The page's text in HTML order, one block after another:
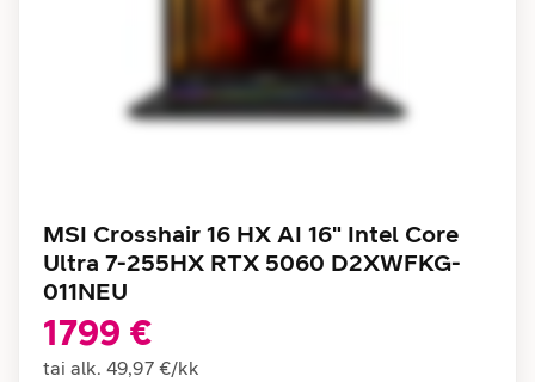
MSI Crosshair 16 HX AI 16" Intel Core
Ultra 7-255HX RTX 5060 D2XWFKG-
011NEU
1799 €
tai alk. 49,97 €/kk